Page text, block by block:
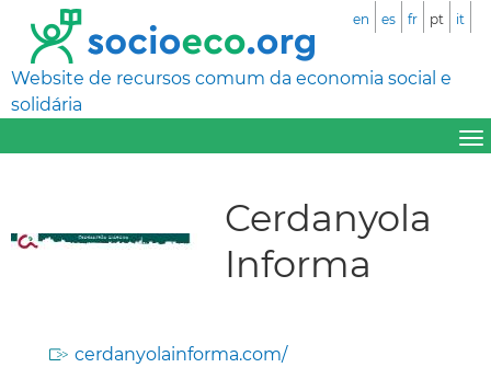
Website de recursos comum da economia social e
solidária
en es fr pt it
Cerdanyola
Informa
cerdanyolainforma.com/